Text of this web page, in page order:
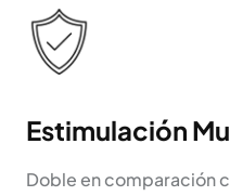
Estimulación
Doble en comparación